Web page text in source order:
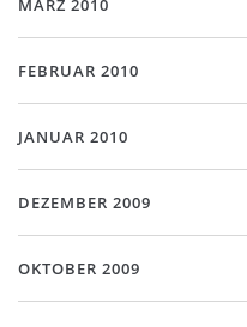
MÄRZ 2010
FEBRUAR 2010
JANUAR 2010
DEZEMBER 2009
OKTOBER 2009